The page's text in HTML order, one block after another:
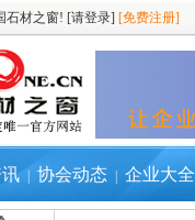
石材之窗! [请登录] [免费注册]
协会动态 企业大全